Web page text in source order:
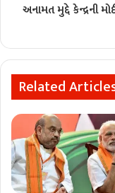
અનામત મુદ્દે કેન્દ્રની
Related